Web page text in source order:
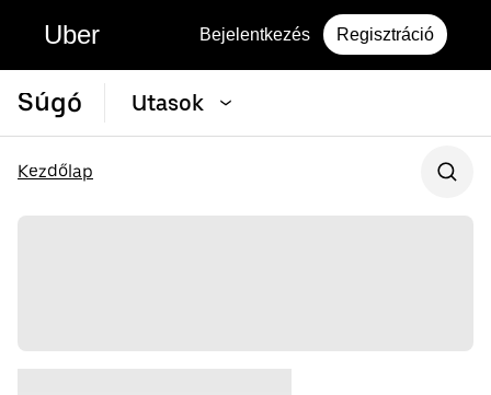
Uber Bejelentkezés Regisztráció
Súgó Utasok
Kezdőlap